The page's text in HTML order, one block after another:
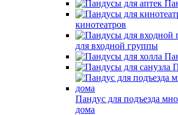
кинотеатров
для входной группы
Пандус для подъезда
дома